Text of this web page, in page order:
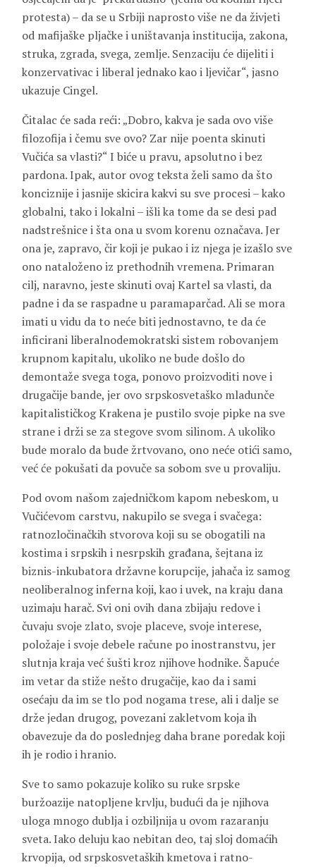
protesta) – da se u Srbiji naprosto više ne da živjeti
od mafijaške pljačke i uništavanja institucija, zakona,
struka, zgrada, svega, zemlje. Senzaciju će dijeliti i
konzervativac i liberal jednako kao i ljevičar“, jasno
ukazuje Cingel.
Čitalac će sada reći: „Dobro, kakva je sada ovo više
filozofija i čemu sve ovo? Zar nije poenta skinuti
Vučića sa vlasti?“ I biće u pravu, apsolutno i bez
pardona. Ipak, autor ovog teksta želi samo da što
konciznije i jasnije skicira kakvi su sve procesi – kako
globalni, tako i lokalni – išli ka tome da se desi pad
nadstrešnice i šta ona u svom korenu označava. Jer
ona je, zapravo, čir koji je pukao i iz njega je izašlo sve
ono nataloženo iz prethodnih vremena. Primaran
cilj, naravno, jeste skinuti ovaj Kartel sa vlasti, da
padne i da se raspadne u paramaparčad. Ali se mora
imati u vidu da to neće biti jednostavno, te da će
inficirani liberalnodemokratski sistem robovanjem
krupnom kapitalu, ukoliko ne bude došlo do
demontaže svega toga, ponovo proizvoditi nove i
drugačije bande, jer ovo srpskosvetaško mladunče
kapitalističkog Krakena je pustilo svoje pipke na sve
strane i drži se za stegove svom silinom. A ukoliko
bude moralo da bude žrtvovano, ono neće otići samo,
već će pokušati da povuče sa sobom sve u provaliju.
Pod ovom našom zajedničkom kapom nebeskom, u
Vučićevom carstvu, nakupilo se svega i svačega:
ratnozločinačkih stvorova koji su se obogatili na
kostima i srpskih i nesrpskih građana, šejtana iz
biznis-inkubatora državne korupcije, jahača iz samog
neoliberalnog inferna koji, kao i uvek, na kraju dana
uzimaju harač. Svi oni ovih dana zbijaju redove i
čuvaju svoje zlato, svoje placeve, svoje interese,
položaje i svoje debele račune po inostranstvu, jer
slutnja kraja već šušti kroz njihove hodnike. Šapuće
im vetar da stiže nešto drugačije, kao da i sami
osećaju da im se tlo pod nogama trese, ali i dalje se
drže jedan drugog, povezani zakletvom koja ih
obavezuje da do poslednjeg daha brane poredak koji
ih je rodio i hranio.
Sve to samo pokazuje koliko su ruke srpske
buržoazije natopljene krvlju, budući da je njihova
uloga mnogo dublja i ozbiljnija u ovom razaranju
sveta. Iako deluju kao nebitan deo, taj sloj domaćih
krvopija, od srpskosvetaških kmetova i ratno-